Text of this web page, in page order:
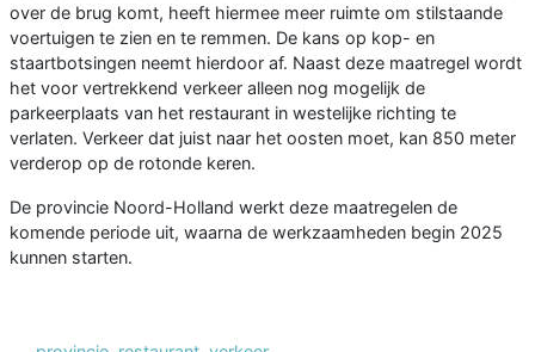
over de brug komt, heeft hiermee meer ruimte om stilstaande
voertuigen te zien en te remmen. De kans op kop- en
staartbotsingen neemt hierdoor af. Naast deze maatregel wordt
het voor vertrekkend verkeer alleen nog mogelijk de
parkeerplaats van het restaurant in westelijke richting te
verlaten. Verkeer dat juist naar het oosten moet, kan 850 meter
verderop op de rotonde keren.
De provincie Noord-Holland werkt deze maatregelen de
komende periode uit, waarna de werkzaamheden begin 2025
kunnen starten.